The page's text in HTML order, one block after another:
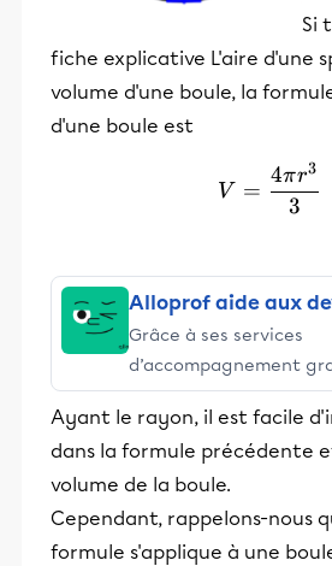
Si
fiche explicative L'aire d'une
volume d'une boule, la
d'une boule est
V =
V =
3
4πr3
Alloprof aide aux
Grâce à ses services
d’accompagnement
stimulants, Alloprof
et leurs parents dans
éducative.
Ayant le rayon, il est facile
dans la formule précédente
volume de la boule.
Cependant, rappelons-nous
formule s'applique à une